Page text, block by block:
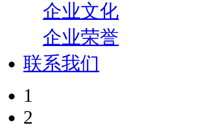
企业文化
企业荣誉
联系我们
1
2